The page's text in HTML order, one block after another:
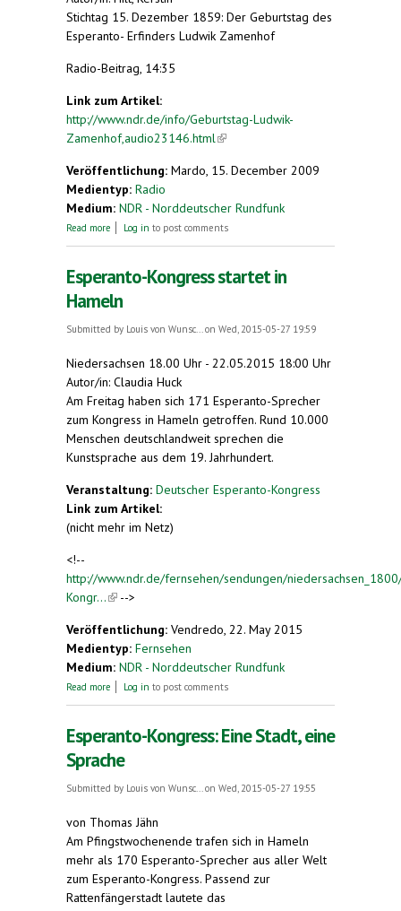
Stichtag 15. Dezember 1859: Der Geburtstag des
Esperanto- Erfinders Ludwik Zamenhof
Radio-Beitrag, 14:35
Link zum Artikel:
http://www.ndr.de/info/Geburtstag-Ludwik-
Zamenhof,audio23146.html (link is external)
Veröffentlichung: Mardo, 15. December 2009
Medientyp: Radio
Medium: NDR - Norddeutscher Rundfunk
Read more about Geburtstag Ludwik Zamenhof
Log in to post comments
Esperanto-Kongress startet in
Hameln
Submitted by Louis von Wunsc... on Wed, 2015-05-27 19:59
Niedersachsen 18.00 Uhr - 22.05.2015 18:00 Uhr
Autor/in: Claudia Huck
Am Freitag haben sich 171 Esperanto-Sprecher
zum Kongress in Hameln getroffen. Rund 10.000
Menschen deutschlandweit sprechen die
Kunstsprache aus dem 19. Jahrhundert.
Veranstaltung: Deutscher Esperanto-Kongress
Link zum Artikel:
(nicht mehr im Netz)
<!--
http://www.ndr.de/fernsehen/sendungen/
Kongr...(link is external)
-->
Veröffentlichung: Vendredo, 22. May 2015
Medientyp: Fernsehen
Medium: NDR - Norddeutscher Rundfunk
Read more about Esperanto-Kongress startet in Hameln
Log in to post comments
Esperanto-Kongress: Eine Stadt, eine
Sprache
Submitted by Louis von Wunsc... on Wed, 2015-05-27 19:55
von Thomas Jähn
Am Pfingstwochenende trafen sich in Hameln
mehr als 170 Esperanto-Sprecher aus aller Welt
zum Esperanto-Kongress. Passend zur
Rattenfängerstadt lautete das